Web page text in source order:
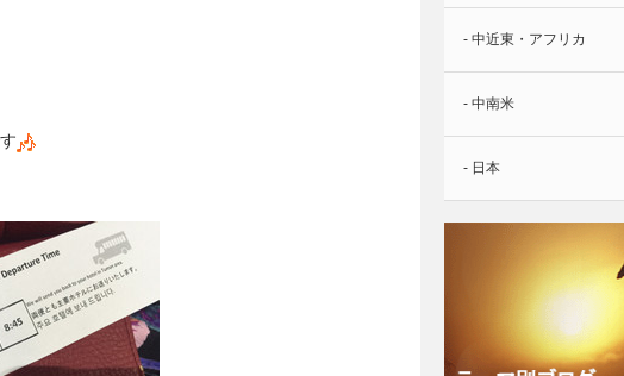
- 中近東・アフリカ
- 中南米
- 日本